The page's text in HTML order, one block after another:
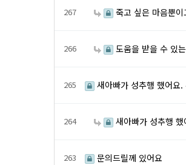
267 죽고 싶은 마음뿐
266 도움을 받을 수 있
265 새아빠가 성추행 했어요
264 새아빠가 성추행
263 문의드릴께 있어요